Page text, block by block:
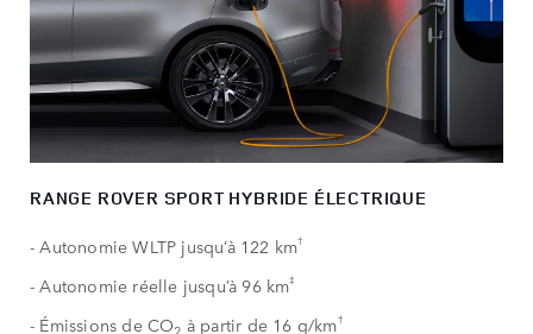
RANGE ROVER SPORT HYBRIDE ÉLECTRIQUE
- Autonomie WLTP jusqu’à 122 km†​
- Autonomie réelle jusqu’à 96 km‡​
- Émissions de CO à partir de 16 g/km†